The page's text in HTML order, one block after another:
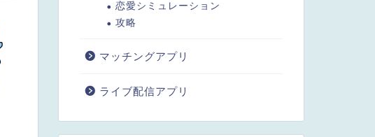
恋愛シミュレーション
攻略
マッチングアプリ
ライブ配信アプリ